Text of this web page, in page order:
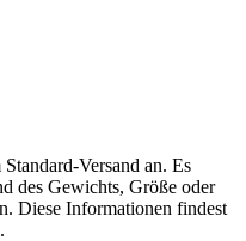
Versand an. Es
des Gewichts, Größe oder
Diese Informationen findest